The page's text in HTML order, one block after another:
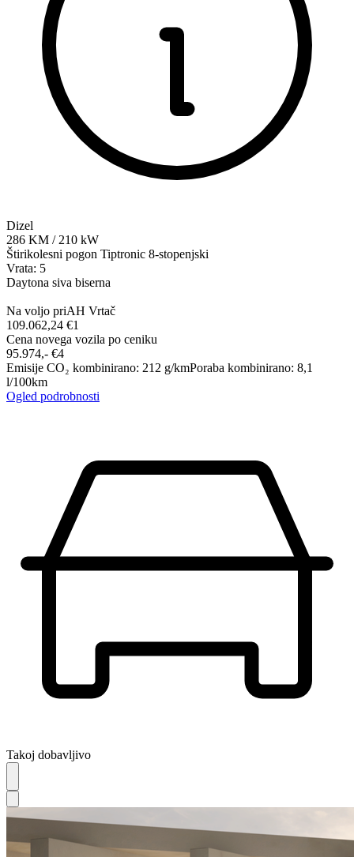
Dizel
286 KM / 210 kW
Štirikolesni pogon Tiptronic 8-stopenjski
Vrata: 5
Daytona siva biserna
Na voljo priAH Vrtač
109.062,24 €1
Cena novega vozila po ceniku
95.974,-‍ €4
Emisije CO₂ kombinirano: 212 g/kmPoraba kombinirano: 8,1
l/100km
Ogled podrobnosti
Takoj dobavljivo